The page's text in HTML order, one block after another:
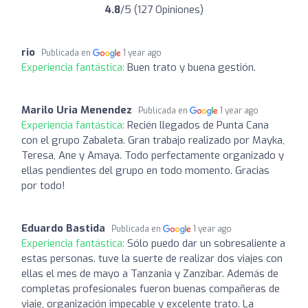
4.8/5 (127 Opiniones)
rio Publicada en 1 year ago
Experiencia fantástica: Buen trato y buena gestión.
Marilo Uria Menendez Publicada en 1 year ago
Experiencia fantástica: Recién llegados de Punta Cana
con el grupo Zabaleta. Gran trabajo realizado por Mayka,
Teresa, Ane y Amaya. Todo perfectamente organizado y
ellas pendientes del grupo en todo momento. Gracias
por todo!
Eduardo Bastida Publicada en 1 year ago
Experiencia fantástica: Sólo puedo dar un sobresaliente a
estas personas. tuve la suerte de realizar dos viajes con
ellas el mes de mayo a Tanzania y Zanzíbar. Además de
completas profesionales fueron buenas compañeras de
viaje, organización impecable y excelente trato. La